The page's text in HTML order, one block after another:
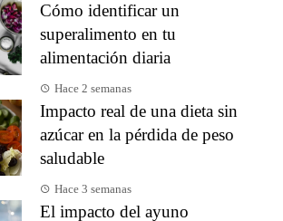
Cómo identificar un
superalimento en tu
alimentación diaria
Hace 2 semanas
Impacto real de una dieta sin
azúcar en la pérdida de peso
saludable
Hace 3 semanas
El impacto del ayuno